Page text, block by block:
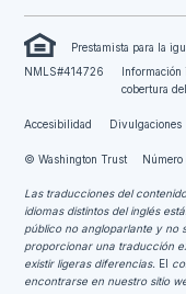
Prestamista para la
NMLS#414726
Información
cobertura
Accesibilidad
Divulgaciones
© Washington Trust
Las traducciones del
idiomas distintos del inglés
público no angloparlante y no
proporcionar una traducción
existir ligeras diferencias. El
encontrarse en nuestro sitio